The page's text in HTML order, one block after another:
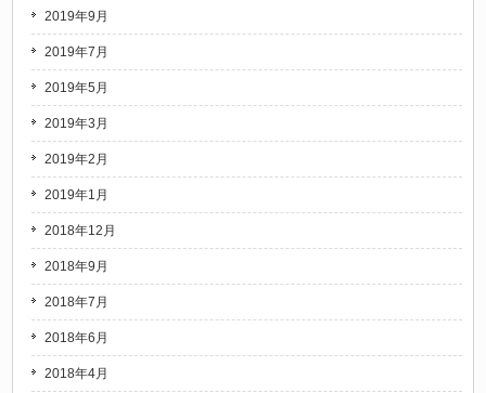
2019年9月
2019年7月
2019年5月
2019年3月
2019年2月
2019年1月
2018年12月
2018年9月
2018年7月
2018年6月
2018年4月